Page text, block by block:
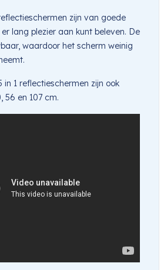
zijn van goede
lang plezier aan kunt beleven. De
waardoor het scherm weinig
in 1 reflectieschermen zijn ook
56 en 107 cm.